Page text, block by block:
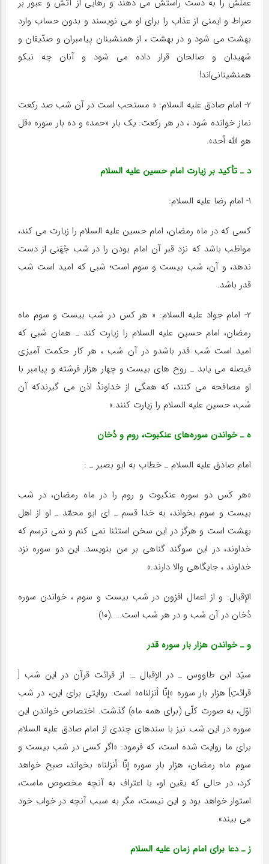
صراط و ایمنى از عذاب را براى او مى نویسند و بدون حساب وارد
بهشت مى شود و در بهشت ، از همنشینان پیامبران و صدّیقان و
شهیدان و صالحان قرار داده مى شود و آنان چه نیکو
همنشینانى‌اند!
۲- امام صادق علیه السلام: « مستحب است در آن شب صد رکعت
نماز خوانده شود ، در هر رکعت: یک بار «حمد» و ده بار سوره «قل
هو اللّه أحد».
د ـ تأکید بر زیارت امام حسین علیه السلام
۱- امام رضا علیه السلام:
کسى که در ماه رمضان، امام حسین علیه السلام را زیارت مى کند،
مواظب باشد که نزد قبر آن امام بودن را در شب جُهَنى از دست
ندهد، و آن، شب بیست و سوم است؛ شبى که امید است شب
قدر باشد.
۲- امام جواد علیه السلام: « هر کس در شب بیست و سوم ماه
رمضان، امام حسین علیه السلام را زیارت کند ـ همان شبى که
امید است شب قدر باشدو در آن شب ، هر کار حکمت آمیزى
فیصله مى یابد ـ روح هاى بیست و چهار هزار فرشته و پیامبر با
او مصافحه مى کنند، که همگى از خداوندْ اذن مى گیرندکه آن
شب، حسین علیه السلام را زیارت کنند.»
ه ـ خواندن سوره‌هاى عنکبوت، روم و دُخان
امام صادق علیه السلام ـ خطاب به ابو بصیر ـ :
«هر کس دو سوره عنکبوت و روم را در ماه رمضان، در شب
بیست و سوم بخواند، به خدا قسم ـ اى ابو محمّد ـ او از اهل
بهشت است و هرگز در این سخن استثنا نمى کنم و نمى ترسم که
خداوند، در این سوگند گناهى بر من بنویسد. این دو سوره نزد
خداوند ، جایگاهى والا دارند.»
الإقبال: و از اعمال افزون در شب بیست و سوم ، خواندن سوره
دُخان در آن شب و در هر شب است… .(۱۰)
و ـ خواندن هزار بار سوره قدر
سیّد ابن طاووس ـ در الإقبال ـ: از قرائت قرآن در این شب [
قرائتِ] هزار بار سوره «إنّا أنزلناه» است. روایتى براى این، در شب
اوّل، به صورت کلّى (براى همه ماه) گذشت. اختصاص خواندن این
سوره در این شب نیز با سندهاى چندى از امام صادق علیه السلام
براى ما روایت شده است، که فرمود: «اگر کسى در شب بیست و
سوم ماه رمضان، هزار بار سوره إنّا أنزلناه بخواند، صبح خواهد
کرد، در حالى که یقین او، با اعتراف به آنچه مخصوص ماست،
استوار خواهد بود و این نیست، مگر به سبب آنچه در خواب خود
مى بیند».
ز ـ دعا براى امام زمان علیه السلام